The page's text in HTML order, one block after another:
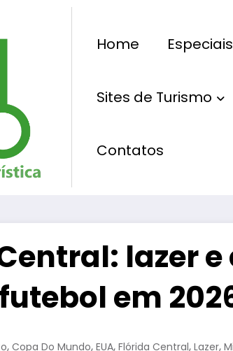
Home Especiais
Sites de Turismo
Contatos
lazer
em
, Copa Do Mundo, EUA, Flórida Central, Lazer,